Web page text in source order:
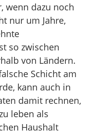
wenn dazu noch
nur um Jahre,
so zwischen
von Ländern.
Schicht am
kann auch in
damit rechnen,
leben als
Haushalt